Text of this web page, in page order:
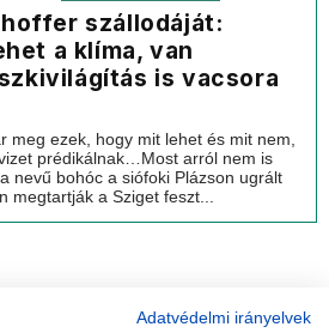
szállodáját:
a klíma, van
is vacsora
meg ezek, hogy mit lehet és mit nem,
prédikálnak…Most arról nem is
nevű bohóc a siófoki Plázson ugrált
megtartják a Sziget feszt...
Adatvédelmi irányelvek